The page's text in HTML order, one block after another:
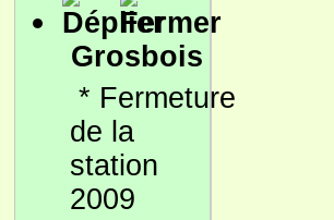
Grosbois
* Fermeture
de la
station
2009